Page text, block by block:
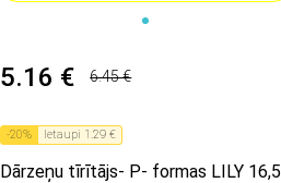
5.16 € 6.45 €
-20% Ietaupi 1.29 €
Dārzeņu tīrītājs- P- formas LILY 16,5